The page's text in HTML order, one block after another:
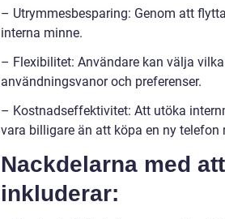
– Utrymmesbesparing: Genom att
interna minne.
– Flexibilitet: Användare kan välja
användningsvanor och preferenser.
– Kostnadseffektivitet: Att utöka
vara billigare än att köpa en ny telefon
Nackdelarna med
inkluderar: